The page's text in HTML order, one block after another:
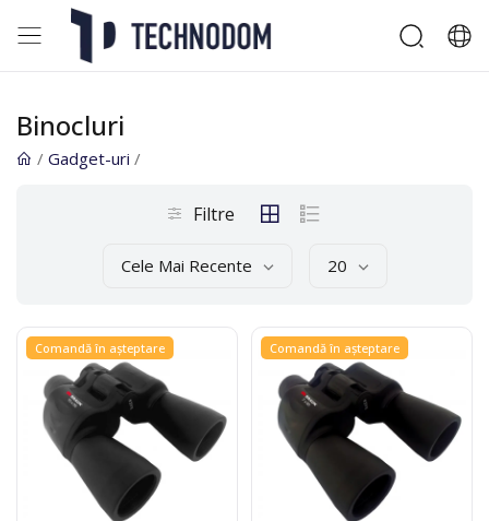
Binocluri
/ Gadget-uri /
Filtre
Cele Mai Recente 20
Comandă în așteptare Comandă în așteptare